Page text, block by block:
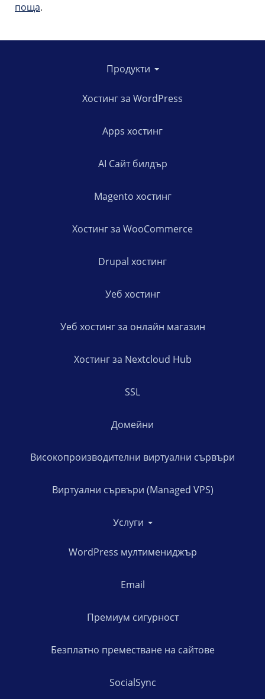
поща.
Продукти
Хостинг за WordPress
Apps хостинг
AI Сайт билдър
Magento хостинг
Хостинг за WooCommerce
Drupal хостинг
Уеб хостинг
Уеб хостинг за онлайн магазин
Хостинг за Nextcloud Hub
SSL
Домейни
Високопроизводителни виртуални сървъри
Виртуални сървъри (Managed VPS)
Услуги
WordPress мултимениджър
Email
Премиум сигурност
Безплатно преместване на сайтове
SocialSync